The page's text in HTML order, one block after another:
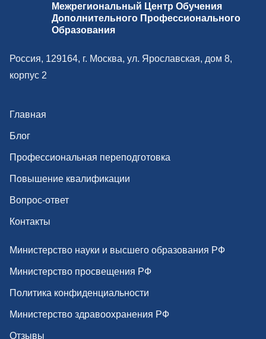
Межрегиональный Центр Обучения
Дополнительного Профессионального
Образования
Россия, 129164, г. Москва, ул. Ярославская, дом 8,
корпус 2
Главная
Блог
Профессиональная переподготовка
Повышение квалификации
Вопрос-ответ
Контакты
Министерство науки и высшего образования РФ
Министерство просвещения РФ
Политика конфиденциальности
Министерство здравоохранения РФ
Отзывы